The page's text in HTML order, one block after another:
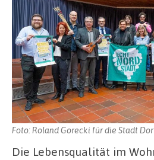
Foto: Roland Gorecki für die Stadt
Die Lebensqualität im